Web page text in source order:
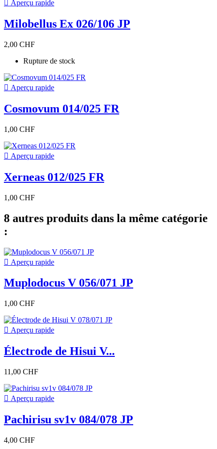
Aperçu rapide
Milobellus Ex 026/106 JP
2,00 CHF
Rupture de stock
 Aperçu rapide
Cosmovum 014/025 FR
1,00 CHF
 Aperçu rapide
Xerneas 012/025 FR
1,00 CHF
8 autres produits dans la même catégorie
:
 Aperçu rapide
Muplodocus V 056/071 JP
1,00 CHF
 Aperçu rapide
Électrode de Hisui V...
11,00 CHF
 Aperçu rapide
Pachirisu sv1v 084/078 JP
4,00 CHF